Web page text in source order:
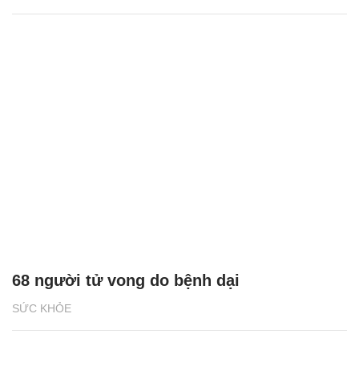
SỨC KHỎE
68 người tử vong do bệnh dại